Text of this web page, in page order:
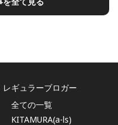
レギュラーブロガー
全ての一覧
KITAMURA(a-ls)